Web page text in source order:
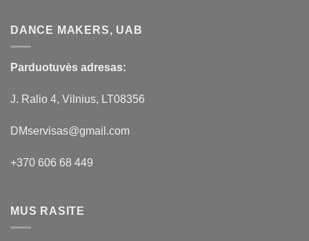
DANCE MAKERS, UAB
Parduotuvės adresas:
J. Ralio 4, Vilnius, LT08356
DMservisas@gmail.com
+370 606 68 449
MUS RASITE